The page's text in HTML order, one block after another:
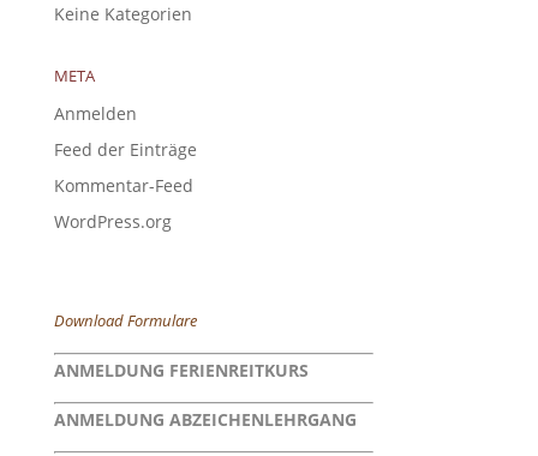
Keine Kategorien
META
Anmelden
Feed der Einträge
Kommentar-Feed
WordPress.org
Download Formulare
ANMELDUNG FERIENREITKURS
ANMELDUNG ABZEICHENLEHRGANG